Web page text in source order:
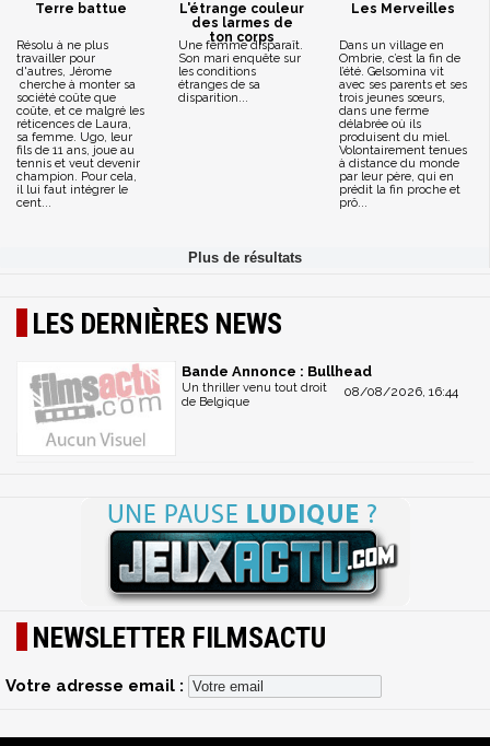
Terre battue
Résolu à ne plus
travailler pour
d'autres, Jérome
cherche à monter sa
société coûte que
coûte, et ce malgré les
réticences de Laura,
sa femme. Ugo, leur
fils de 11 ans, joue au
tennis et veut devenir
champion. Pour cela,
il lui faut intégrer le
cent...
L'étrange couleur
des larmes de
ton corps
Une femme disparaît.
Son mari enquête sur
les conditions
étranges de sa
disparition...
Les Merveilles
Dans un village en
Ombrie, c’est la fin de
l’été. Gelsomina vit
avec ses parents et ses
trois jeunes sœurs,
dans une ferme
délabrée où ils
produisent du miel.
Volontairement tenues
à distance du monde
par leur père, qui en
prédit la fin proche et
prô...
LES DERNIÈRES NEWS
Bande Annonce : Bullhead
08/08/2026, 16:44
Un thriller venu tout droit
de Belgique
NEWSLETTER FILMSACTU
Votre adresse email :